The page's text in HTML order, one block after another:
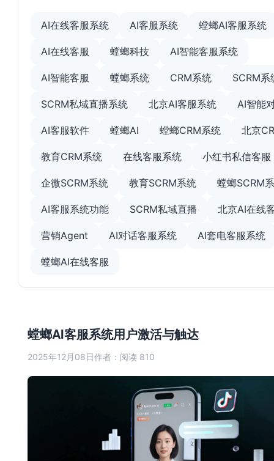
螳螂AI客服系统用户激活与触达
2025年12月08日作者： 阅读 810
AI在线客服系统 AI客服系统 螳螂AI客服系统
AI在线客服 螳螂科技 AI智能客服系统
AI智能客服 螳螂系统 CRM系统 SCRM系
SCRM私域直播系统 北京AI客服系统 AI智能
AI客服软件 螳螂AI 螳螂CRM系统 北京
教育CRM系统 在线客服系统 小红书私信客服
企微SCRM系统 教育SCRM系统 螳螂SCRM
AI客服系统功能 SCRM私域直播 北京AI在线
营销Agent AI对话客服系统 AI套电客服系统
螳螂AI在线客服